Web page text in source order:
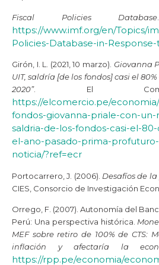
Fiscal Policies Database
https://www.imf.org/en/Topics/
Policies-Database-in-Response-
Girón, I. L. (2021, 10 marzo). Giovanna
UIT, saldría [de los fondos] casi el
2020”. El
https://elcomercio.pe/
fondos-giovanna-priale-con-
saldria-de-los-fondos-casi-el-
el-ano-pasado-prima-
noticia/?ref=ecr
Portocarrero, J. (2006). Desafíos de
CIES, Consorcio de Investigación
Orrego, F. (2007). Autonomía del
Perú: Una perspectiva histórica.
MEF sobre retiro de 100% de CTS:
inflación y afectaría la
https://rpp.pe/economia/